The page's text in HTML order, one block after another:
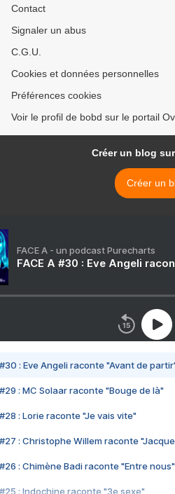
Contact
Signaler un abus
C.G.U.
Cookies et données personnelles
Préférences cookies
Voir le profil de bobd sur le portail
Créer un blog
Créer un
FACE A - un podcast Purecharts
FACE A #30 : Eve Angeli
#30 : Eve Angeli raconte "Avant de
#29 : MC Solaar raconte "Bouge de là"
#28 : Lorie raconte "Je vais vite"
#27 : Christophe Willem raconte
#26 : Chimène Badi raconte "Entre nous"
#25 : Indochine raconte "3e sexe"